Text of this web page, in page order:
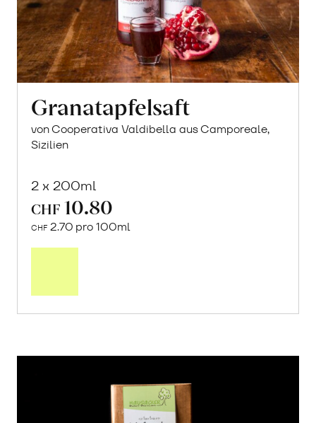
Granatapfelsaft
von Cooperativa Valdibella aus Camporeale,
Sizilien
2 x 200ml
CHF 10.80
CHF 2.70 pro 100ml